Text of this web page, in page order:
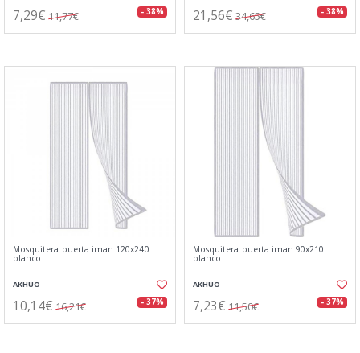
7,29€ 11,77€ - 38% 21,56€ 34,65€ - 38%
Mosquitera puerta iman 120x240
blanco
AKHUO
10,14€ 16,21€ - 37%
Mosquitera puerta iman 90x210
blanco
AKHUO
7,23€ 11,50€ - 37%